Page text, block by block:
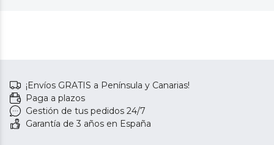
¡Envíos GRATIS a Península y Canarias!
Paga a plazos
Gestión de tus pedidos 24/7
Garantía de 3 años en España